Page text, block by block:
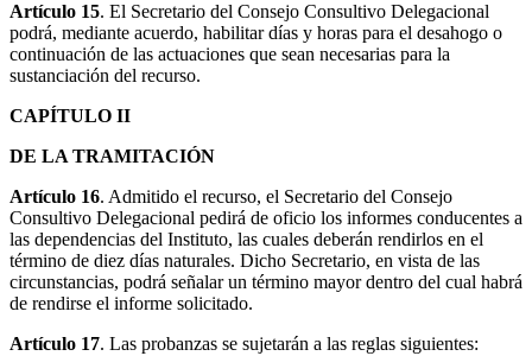
Artículo 15. El Secretario del Consejo Consultivo Delegacional
podrá, mediante acuerdo, habilitar días y horas para el desahogo o
continuación de las actuaciones que sean necesarias para la
sustanciación del recurso.
CAPÍTULO II
DE LA TRAMITACIÓN
Artículo 16. Admitido el recurso, el Secretario del Consejo
Consultivo Delegacional pedirá de oficio los informes conducentes a
las dependencias del Instituto, las cuales deberán rendirlos en el
término de diez días naturales. Dicho Secretario, en vista de las
circunstancias, podrá señalar un término mayor dentro del cual habrá
de rendirse el informe solicitado.
Artículo 17. Las probanzas se sujetarán a las reglas siguientes: